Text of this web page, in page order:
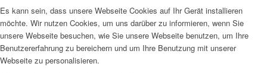
Es kann sein, dass unsere Webseite Cookies auf Ihr Gerät installieren
möchte. Wir nutzen Cookies, um uns darüber zu informieren, wenn Sie
unsere Webseite besuchen, wie Sie unsere Webseite benutzen, um Ihre
Benutzererfahrung zu bereichern und um Ihre Benutzung mit unserer
Webseite zu personalisieren.